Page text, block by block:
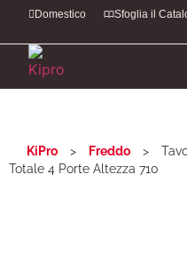
Domestico Sfoglia il
KiPro > Freddo >
Totale 4 Porte Altezza 710